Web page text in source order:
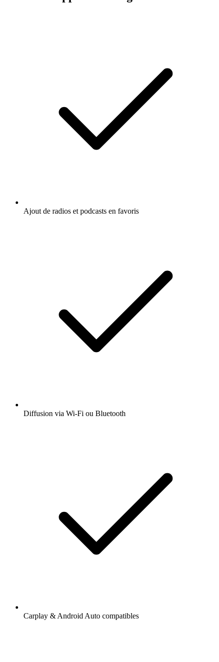
Ajout de radios et podcasts en favoris
Diffusion via Wi-Fi ou Bluetooth
Carplay & Android Auto compatibles